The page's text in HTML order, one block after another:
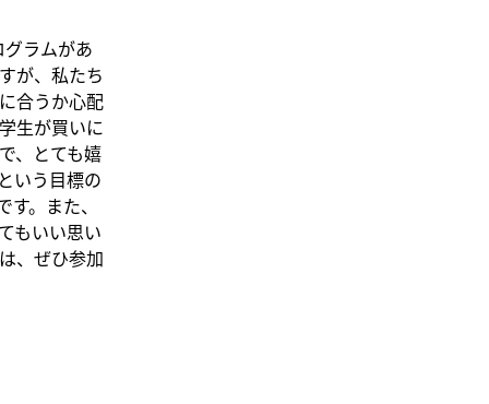
ラムがあ
が、私たち
合うか心配
生が買いに
、とても嬉
いう目標の
。また、
もいい思い
、ぜひ参加